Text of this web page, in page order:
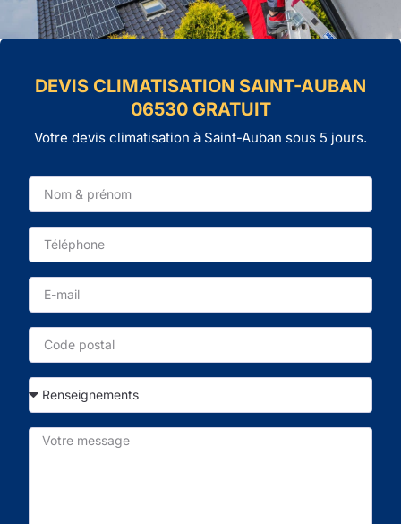
DEVIS CLIMATISATION SAINT-AUBAN
06530 GRATUIT
Votre devis climatisation à Saint-Auban sous 5 jours.